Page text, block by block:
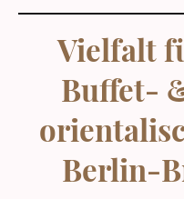
Vielfalt
Buffet-
Berlin-